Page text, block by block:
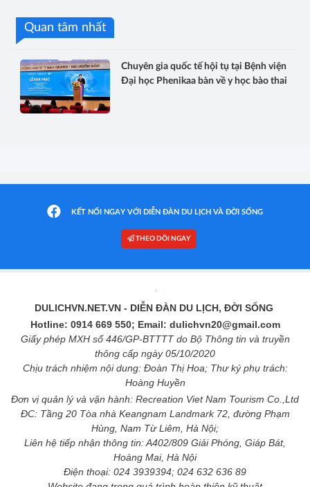
Quan tâm nhất
Chuyên gia quốc tế hội tụ tại Bệnh viện
Đại học Phenikaa bàn về y học bào thai
KẾT NỐI NGAY VỚI DIỄN ĐÀN DU LỊCH VÀ ĐỜI SỐNG
THEO DÕI NGAY
DULICHVN.NET.VN- DIỄN ĐÀN DU LỊCH, ĐỜI SỐNG
Hotline: 0914 669 550; Email: dulichvn20@gmail.com
Giấy phép MXH số 446/GP-BTTTT do Bộ Thông tin và truyền
thông cấp ngày 05/10/2020
Chịu trách nhiệm nội dung: Đoàn Thị Hoa; Thư ký phụ trách:
Hoàng Huyền
Đơn vị quản lý và vận hành: Recreation Viet Nam Tourism Co.,Ltd
ĐC: Tầng 20 Tòa nhà Keangnam Landmark 72, đường Phạm
Hùng, Nam Từ Liêm, Hà Nội;
Liên hệ tiếp nhận thông tin: A402/809 Giải Phóng, Giáp Bát,
Hoàng Mai, Hà Nội
Điện thoại: 024 3939394; 024 632 636 89